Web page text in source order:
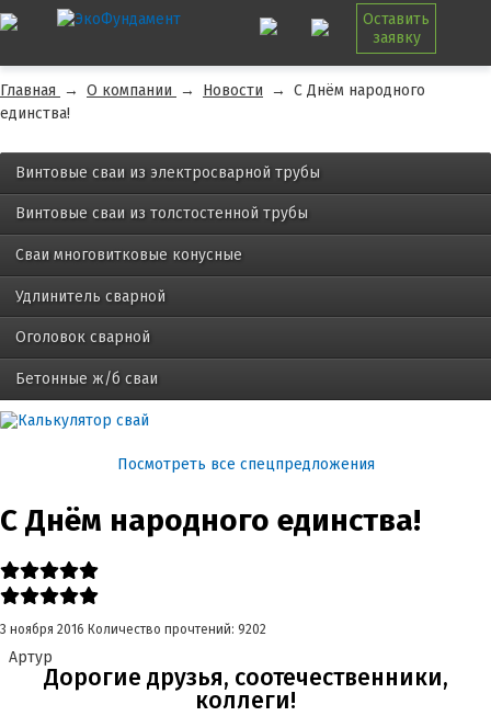
Оставить
заявку
Главная → О компании → Новости → С Днём народного
единства!
Винтовые сваи из электросварной трубы
Винтовые сваи из толстостенной трубы
Сваи многовитковые конусные
Удлинитель сварной
Оголовок сварной
Бетонные ж/б сваи
Посмотреть все спецпредложения
С Днём народного единства!
3 ноября 2016 Количество прочтений: 9202
Артур
Дорогие друзья, соотечественники,
коллеги!